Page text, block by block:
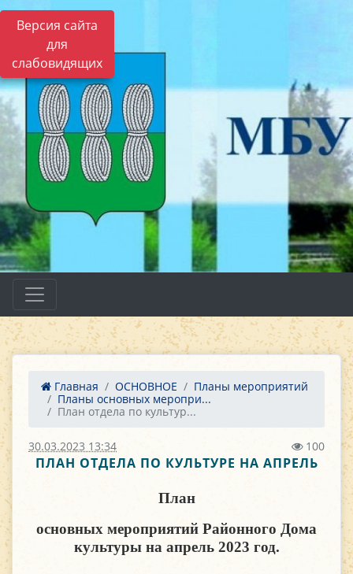
Версия сайта
для
слабовидящих
Главная ОСНОВНОЕ
Планы мероприятий
Планы основных меропри...
План отдела по культур...
30.03.2023 13:34 100
ПЛАН ОТДЕЛА ПО КУЛЬТУРЕ НА АПРЕЛЬ
План
основных мероприятий Районного Дома
культуры на апрель 2023 год.